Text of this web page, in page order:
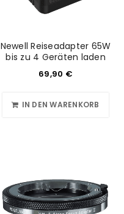
Newell Reiseadapter 65W
bis zu 4 Geräten laden
69,90 €
IN DEN WARENKORB